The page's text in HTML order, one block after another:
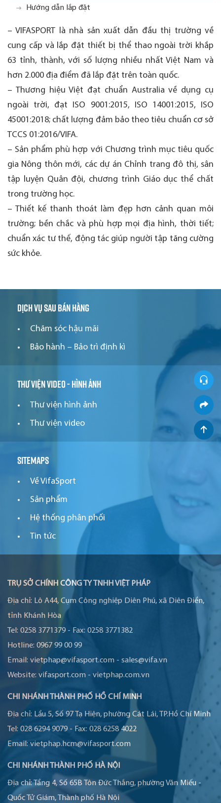
Hướng dẫn lắp đặt
– VIFASPORT là nhà sản xuất dẫn đầu thị trường về
cung cấp và lắp đặt thiết bị thể thao ngoài trời khắp
63 tỉnh, thành, với số lượng nhiều nhất Việt Nam và
hơn 2.000 địa điểm đã lắp đặt trên toàn quốc.
– Thương hiệu Việt đạt chuẩn Australia về dụng cụ
ngoài trời, đạt ISO 9001:2015, ISO 14001:2015, ISO
45001:2018; chất lượng đảm bảo theo tiêu chuẩn cơ sở
TCCS 01:2016/VIFA.
– Sản phẩm phù hợp với Chương trình mục tiêu quốc
gia Nông thôn mới, các dự án Chỉnh trang đô thị, sân
tập luyện Quân đội, chương trình Giáo dục thể chất
trong trường học.
– Thiết kế thanh thoát làm đẹp hơn cảnh quan môi
trường; bền chắc và phù hợp mọi địa hình, thời tiết;
chuẩn xác tư thế, động tác giúp người tập tăng cường
sức khỏe.
Dịch vụ sau bán hàng
Chăm sóc hậu mãi
Bảo hành – Bảo trì định kì
Thư viện video - hình ảnh
Thư viện hình ảnh
Thư viện video
Sitemaps
Về VifaSport
Sản phẩm
Hệ thống phân phối
Tin tức
TRỤ SỞ CHÍNH CÔNG TY TNHH VIỆT PHÁP
Địa chỉ: Lô A44, Cụm Công nghiệp Diên Phú, xã Diên Điền,
tỉnh Khánh Hòa
Tel: 0258 3771379 - Fax: 0258 3771382
Hotline: 0967 99 00 99
Email: vietphap@vifasport.com - sales@vifa.vn
Website: vifasport.com - vietphap.com.vn
CHI NHÁNH THÀNH PHỐ HỒ CHÍ MINH
Địa chỉ: Lầu 5, Số 97 Tạ Hiện, phường Cát Lái, TP.Hồ Chí Minh
Tel: 028 6294 9079- Fax: 028 6258 4022
Email: vietphap.hcm@vifasport.com
CHI NHÁNH THÀNH PHỐ HÀ NỘI
Địa chỉ:Tầng 4, Số 65B Tôn Đức Thắng, phường Văn Miếu -
Quốc Tử Giám, Thành phố Hà Nội